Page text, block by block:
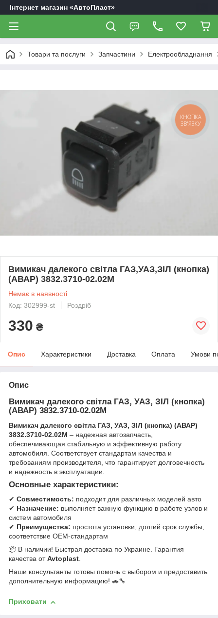
Інтернет магазин «АвтоПласт»
Товари та послуги Запчастини Електрообладнання
Вимикач далекого свiтла ГАЗ,УАЗ,ЗIЛ (кнопка)
(АВАР) 3832.3710-02.02М
Немає в наявності
Код: 302999-st
Роздріб
330 ₴
Опис Характеристики Доставка Оплата Умови
Опис
Вимикач далекого світла ГАЗ, УАЗ, ЗІЛ (кнопка)
(АВАР) 3832.3710-02.02М
Вимикач далекого світла ГАЗ, УАЗ, ЗІЛ (кнопка) (АВАР)
3832.3710-02.02М – надежная автозапчасть,
обеспечивающая стабильную и эффективную работу
автомобиля. Соответствует стандартам качества и
требованиям производителя, что гарантирует долговечность
и надежность в эксплуатации.
Основные характеристики:
✔ Совместимость: подходит для различных моделей авто
✔ Назначение: выполняет важную функцию в работе узлов и
систем автомобиля
✔ Преимущества: простота установки, долгий срок службы,
соответствие OEM-стандартам
📦 В наличии! Быстрая доставка по Украине. Гарантия
качества отAvtoplast.
Наши консультанты готовы помочь с выбором и предоставить
дополнительную информацию! 🚗🔧
Приховати
КНОПКА
ЗВ'ЯЗКУ